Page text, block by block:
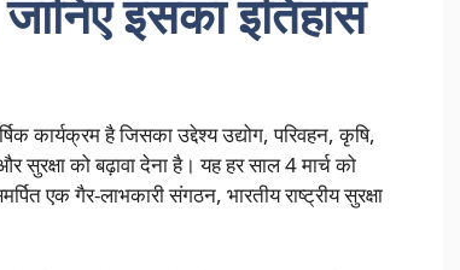
जानिए इसका इतिहास
कार्यक्रम है जिसका उद्देश्य उद्योग, परिवहन, कृषि,
सुरक्षा को बढ़ावा देना है। यह हर साल 4 मार्च को
एक गैर-लाभकारी संगठन, भारतीय राष्ट्रीय सुरक्षा